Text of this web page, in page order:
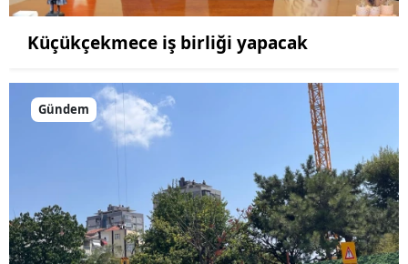
Küçükçekmece iş birliği yapacak
Gündem